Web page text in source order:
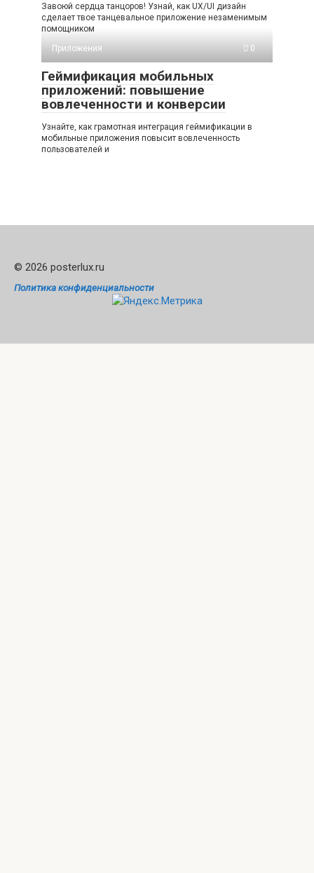
Завоюй сердца танцоров! Узнай, как UX/UI дизайн
сделает твое танцевальное приложение незаменимым
помощником
Приложения
0
Геймификация мобильных
приложений: повышение
вовлеченности и конверсии
Узнайте, как грамотная интеграция геймификации в
мобильные приложения повысит вовлеченность
пользователей и
© 2026 posterlux.ru
Политика конфиденциальности